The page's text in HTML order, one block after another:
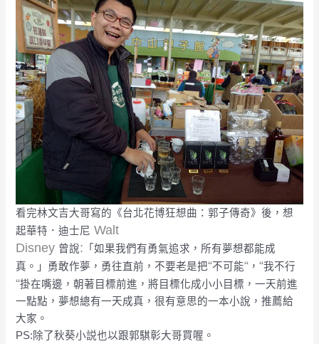
看完林文吉大哥寫的《台北花博狂想曲：郭子傳奇》後，想
起華特．迪士尼 Walt
Disney 曾說: 「如果我們有勇氣追求，所有夢想都能成
真。」勇敢作夢，勇往直前，不要老是把“不可能“ ，“我不行
“掛在嘴邊，朝著目標前進，將目標化成小小目標，一天前進
一點點，夢想總有一天成真，很有意思的一本小說，推薦給
大家。
PS:除了秋葵小説也以跟郭騏彰大哥買喔。